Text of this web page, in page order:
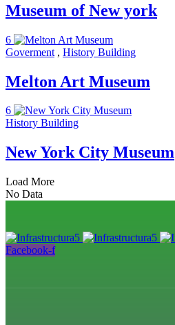
Museum of New york
6
Goverment , History Building
Melton Art Museum
6
History Building
New York City Museum
Load More
No Data
Facebook-f